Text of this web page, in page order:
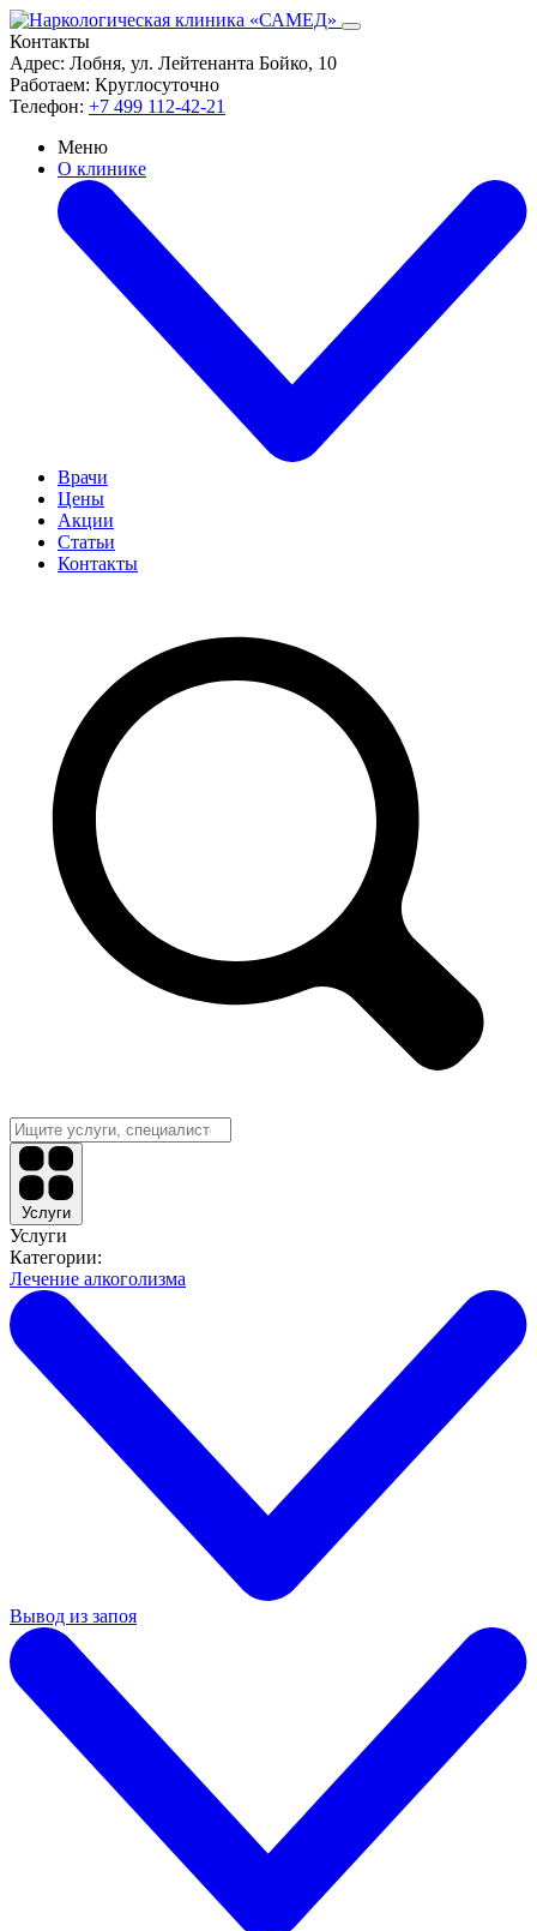
Контакты
Адрес: Лобня, ул. Лейтенанта Бойко, 10
Работаем: Круглосуточно
Телефон: +7 499 112-42-21
Меню
О клинике
Врачи
Цены
Акции
Статьи
Контакты
Услуги
Услуги
Категории:
Лечение алкоголизма
Вывод из запоя